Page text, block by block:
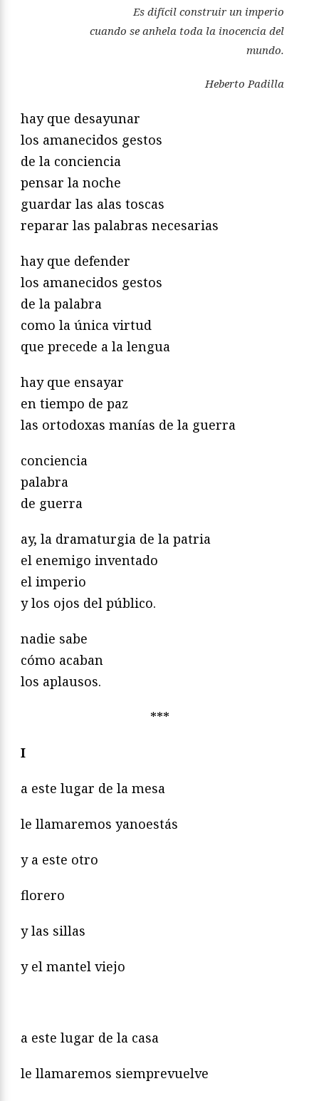
Es difícil construir un imperio
cuando se anhela toda la inocencia del
mundo.
Heberto Padilla
hay que desayunar
los amanecidos gestos
de la conciencia
pensar la noche
guardar las alas toscas
reparar las palabras necesarias
hay que defender
los amanecidos gestos
de la palabra
como la única virtud
que precede a la lengua
hay que ensayar
en tiempo de paz
las ortodoxas manías de la guerra
conciencia
palabra
de guerra
ay, la dramaturgia de la patria
el enemigo inventado
el imperio
y los ojos del público.
nadie sabe
cómo acaban
los aplausos.
***
I
a este lugar de la mesa
le llamaremos yanoestás
y a este otro
florero
y las sillas
y el mantel viejo
a este lugar de la casa
le llamaremos siemprevuelve